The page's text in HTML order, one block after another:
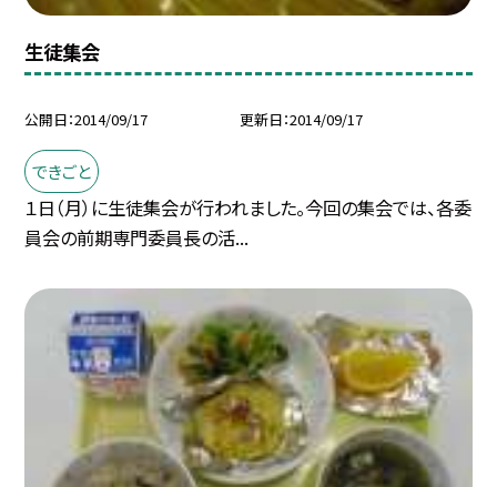
生徒集会
公開日 2014/09/17 更新日 2014/09/17
できごと
１日（月）に生徒集会が行われました。今回の集会では、各委
員会の前期専門委員長の活...